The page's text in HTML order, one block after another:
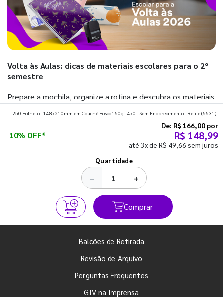
Volta às Aulas: dicas de materiais escolares para o 2º
semestre
Prepare a mochila, organize a rotina e descubra os materiais
que fazem toda diferença para começar o segundo
250 Folheto - 148x210mm em Couché Fosco 150g - 4x0 - Sem Enobrecimento - Refile(5531)
10% OFF*
De: R$ 166,00 por
R$ 148,99
até 3x de R$ 49,66 sem juros
Quantidade
− +
Comprar
Balcões de Retirada
Revisão de Arquivo
Perguntas Frequentes
GIV na Imprensa